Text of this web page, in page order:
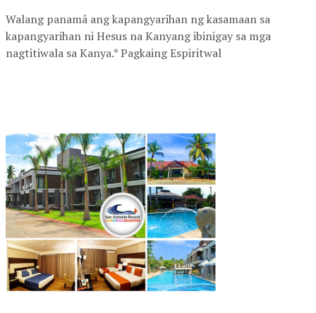
Walang panamâ ang kapangyarihan ng kasamaan sa
kapangyarihan ni Hesus na Kanyang ibinigay sa mga
nagtitiwala sa Kanya.* Pagkaing Espiritwal